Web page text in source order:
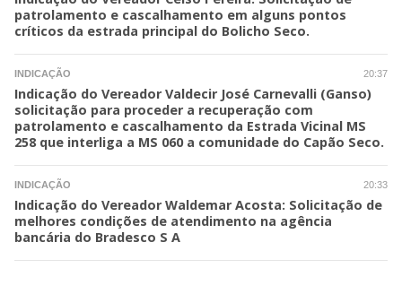
patrolamento e cascalhamento em alguns pontos
críticos da estrada principal do Bolicho Seco.
20:37
INDICAÇÃO
Indicação do Vereador Valdecir José Carnevalli (Ganso)
solicitação para proceder a recuperação com
patrolamento e cascalhamento da Estrada Vicinal MS
258 que interliga a MS 060 a comunidade do Capão Seco.
20:33
INDICAÇÃO
Indicação do Vereador Waldemar Acosta: Solicitação de
melhores condições de atendimento na agência
bancária do Bradesco S A